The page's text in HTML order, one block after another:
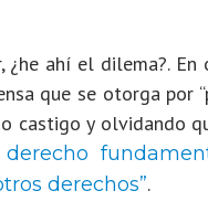
¿he ahí el dilema?. En
que se otorga por
castigo y olvidando
derechos”.